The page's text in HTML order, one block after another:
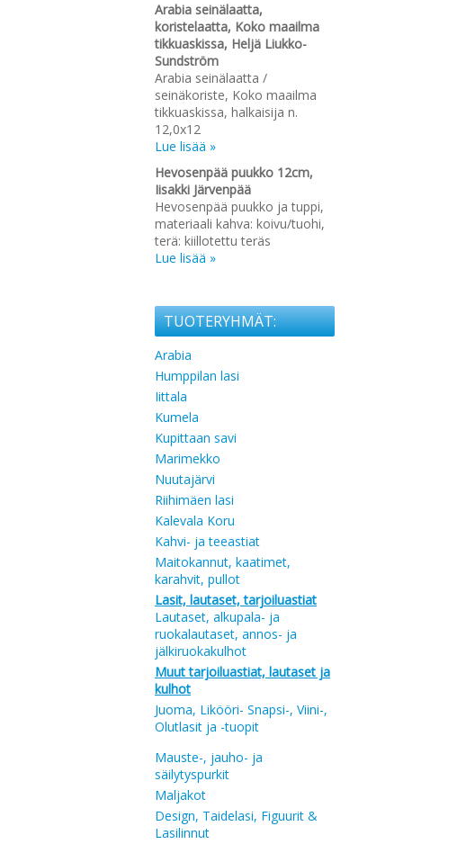
Arabia seinälaatta,
koristelaatta, Koko maailma
tikkuaskissa, Heljä Liukko-
Sundström
Arabia seinälaatta /
seinäkoriste, Koko maailma
tikkuaskissa, halkaisija n.
12,0x12
Lue lisää »
Hevosenpää puukko 12cm,
Iisakki Järvenpää
Hevosenpää puukko ja tuppi,
materiaali kahva: koivu/tuohi,
terä: kiillotettu teräs
Lue lisää »
TUOTERYHMÄT:
Arabia
Humppilan lasi
Iittala
Kumela
Kupittaan savi
Marimekko
Nuutajärvi
Riihimäen lasi
Kalevala Koru
Kahvi- ja teeastiat
Maitokannut, kaatimet,
karahvit, pullot
Lasit, lautaset, tarjoiluastiat
Lautaset, alkupala- ja
ruokalautaset, annos- ja
jälkiruokakulhot
Muut tarjoiluastiat, lautaset ja
kulhot
Juoma, Likööri- Snapsi-, Viini-,
Olutlasit ja -tuopit
Mauste-, jauho- ja
säilytyspurkit
Maljakot
Design, Taidelasi, Figuurit &
Lasilinnut